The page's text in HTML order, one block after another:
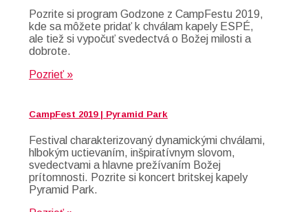
Pozrite si program Godzone z CampFestu 2019,
kde sa môžete pridať k chválam kapely ESPÉ,
ale tiež si vypočuť svedectvá o Božej milosti a
dobrote.
Pozrieť »
CampFest 2019 | Pyramid Park
Festival charakterizovaný dynamickými chválami,
hlbokým uctievaním, inšpiratívnym slovom,
svedectvami a hlavne prežívaním Božej
prítomnosti. Pozrite si koncert britskej kapely
Pyramid Park.